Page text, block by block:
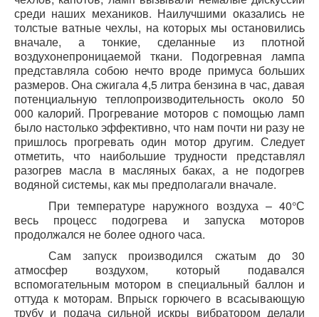
среди наших механиков. Наилучшими оказались не
толстые ватные чехлы, на которых мы остановились
вначале, а тонкие, сделанные из плотной
воздухонепроницаемой ткани. Подогревная лампа
представляла собою нечто вроде примуса больших
размеров. Она сжигала 4,5 литра бензина в час, давая
потенциальную теплопроизводительность около 50
000 калорий. Прогревание моторов с помощью ламп
было настолько эффективно, что нам почти ни разу не
пришлось прогревать один мотор другим. Следует
отметить, что наибольшие трудности представлял
разогрев масла в масляных баках, а не подогрев
водяной системы, как мы предполагали вначале.
При температуре наружного воздуха – 40°С
весь процесс подогрева и запуска моторов
продолжался не более одного часа.
Сам запуск производился сжатым до 30
атмосфер воздухом, который подавался
вспомогательным мотором в специальный баллон и
оттуда к моторам. Впрыск горючего в всасывающую
трубу и подача сильной искры вибратором делали